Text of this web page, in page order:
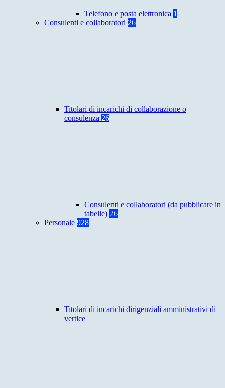
Telefono e posta elettronica 1
Consulenti e collaboratori 26
Titolari di incarichi di collaborazione o
consulenza 26
Consulenti e collaboratori (da pubblicare in
tabelle) 26
Personale 928
Titolari di incarichi dirigenziali amministrativi di
vertice